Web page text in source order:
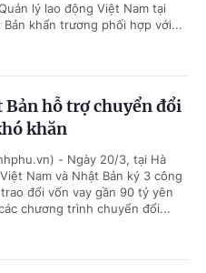
lý lao động Việt Nam tại
Bản khẩn trương phối hợp với...
Bản hỗ trợ chuyển đổi
khăn
- Ngày 20/3, tại Hà
Nam và Nhật Bản ký 3 công
trao đổi vốn vay gần 90 tỷ yên
chương trình chuyển đổi...